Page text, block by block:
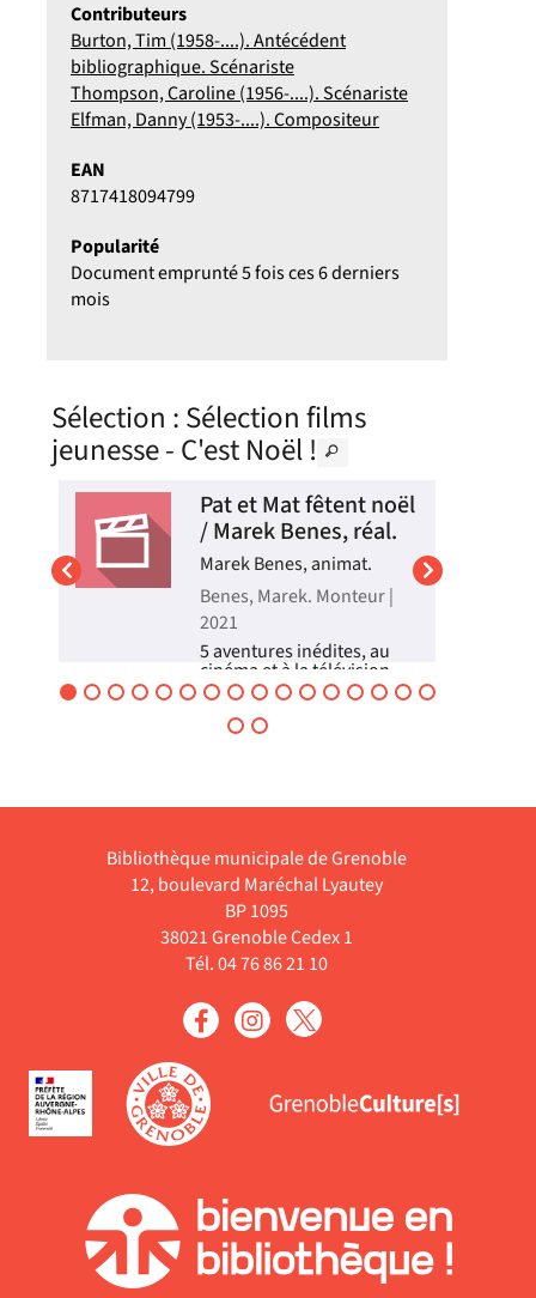
Contributeurs
Burton, Tim (1958-....). Antécédent
bibliographique. Scénariste
Thompson, Caroline (1956-....). Scénariste
Elfman, Danny (1953-....). Compositeur
EAN
8717418094799
Popularité
Document emprunté 5 fois ces 6 derniers
mois
Sélection : Sélection films
jeunesse - C'est Noël !
Pat et Mat fêtent noël
/ Marek Benes, réal.
Marek Benes, animat.
Benes, Marek. Monteur |
2021
5 aventures inédites, au
cinéma et à la télévision,
de nos petits bricoleurs
persévérants, toujours
optimistes et maladroits !
de nouveaux gags
Vidéo
Bibliothèque municipale de Grenoble
12, boulevard Maréchal Lyautey
BP 1095
38021 Grenoble Cedex 1
Tél. 04 76 86 21 10